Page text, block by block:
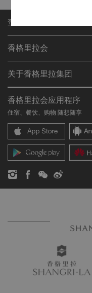
查找或预订
查找预订
餐厅与酒吧
香格里拉会
加入香格里拉会
常见问题
联络我们
关于香格里拉集团
我们的酒店品牌
香格里拉中心
香格里拉公寓
联系方式
职业发展
企业社会责任
新闻稿
香格里拉会应用程序
住宿、餐饮、购物 随想随享